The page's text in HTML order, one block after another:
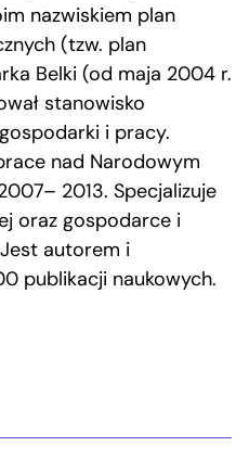
nazwiskiem plan
(tzw. plan
Belki (od maja 2004 r.
stanowisko
i pracy.
nad Narodowym
2013. Specjalizuje
oraz gospodarce i
autorem i
publikacji naukowych.